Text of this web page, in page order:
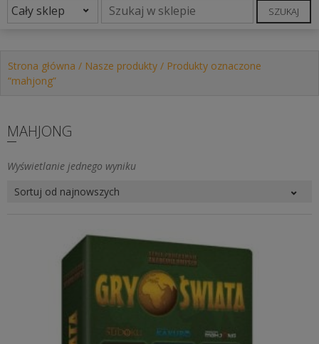
SZUKAJ
Strona główna / Nasze produkty / Produkty oznaczone
“mahjong”
MAHJONG
Wyświetlanie jednego wyniku